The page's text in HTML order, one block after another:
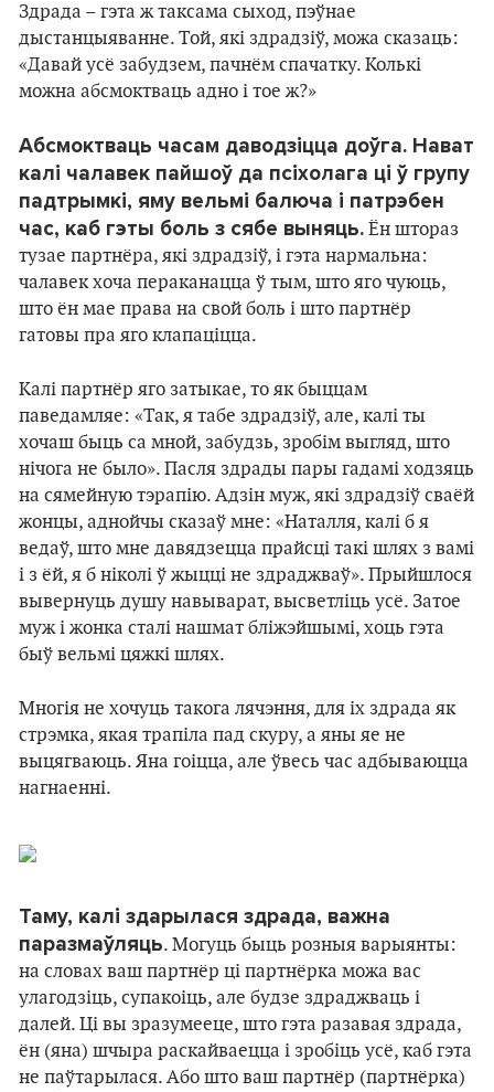
Здрада – гэта ж таксама сыход, пэўнае
дыстанцыяванне. Той, які здрадзіў, можа сказаць:
«Давай усё забудзем, пачнём спачатку. Колькі
можна абсмоктваць адно і тое ж?»
Абсмоктваць часам даводзіцца доўга. Нават
калі чалавек пайшоў да псіхолага ці ў групу
падтрымкі, яму вельмі балюча і патрэбен
час, каб гэты боль з сябе выняць. Ён штораз
тузае партнёра, які здрадзіў, і гэта нармальна:
чалавек хоча пераканацца ў тым, што яго чуюць,
што ён мае права на свой боль і што партнёр
гатовы пра яго клапаціцца.
Калі партнёр яго затыкае, то як быццам
паведамляе: «Так, я табе здрадзіў, але, калі ты
хочаш быць са мной, забудзь, зробім выгляд, што
нічога не было». Пасля здрады пары гадамі ходзяць
на сямейную тэрапію. Адзін муж, які здрадзіў сваёй
жонцы, аднойчы сказаў мне: «Наталля, калі б я
ведаў, што мне давядзецца прайсці такі шлях з вамі
і з ёй, я б ніколі ў жыцці не здраджваў». Прыйшлося
вывернуць душу навыварат, высветліць усё. Затое
муж і жонка сталі нашмат бліжэйшымі, хоць гэта
быў вельмі цяжкі шлях.
Многія не хочуць такога лячэння, для іх здрада як
стрэмка, якая трапіла пад скуру, а яны яе не
выцягваюць. Яна гоіцца, але ўвесь час адбываюцца
нагнаенні.
Таму, калі здарылася здрада, важна
паразмаўляць. Могуць быць розныя варыянты:
на словах ваш партнёр ці партнёрка можа вас
улагодзіць, супакоіць, але будзе здраджваць і
далей. Ці вы зразумееце, што гэта разавая здрада,
ён (яна) шчыра раскайваецца і зробіць усё, каб гэта
не паўтарылася. Або што ваш партнёр (партнёрка)